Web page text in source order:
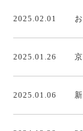
2025.02.01
2025.01.26
2025.01.06